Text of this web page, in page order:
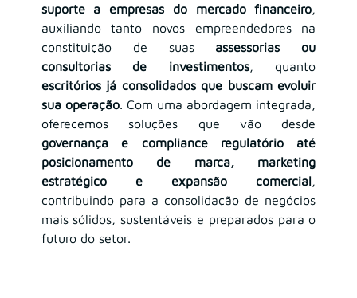
suporte a empresas do mercado financeiro,
auxiliando tanto novos empreendedores na
constituição de suas assessorias ou
consultorias de investimentos
escritórios já consolidados que buscam evoluir
sua operação. Com uma abordagem integrada,
governança e compliance regulatório até
posicionamento de marca, marketing
estratégico e expansão comercial,
contribuindo para a consolidação de negócios
mais sólidos, sustentáveis e preparados para o
futuro do setor.